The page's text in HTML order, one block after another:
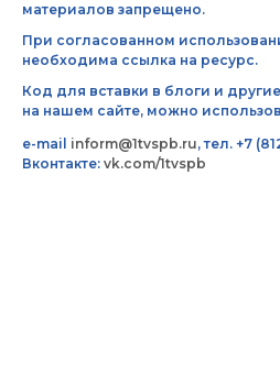
материалов запрещено.
При согласованном
необходима ссылка на ресурс.
Код для вставки в блоги и
на нашем сайте, можно
e-mail inform@1tvspb.ru, тел. +7
Вконтакте: vk.com/1tvspb